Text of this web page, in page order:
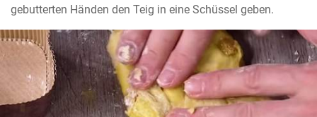
gebutterten Händen den Teig in eine Schüssel geben.